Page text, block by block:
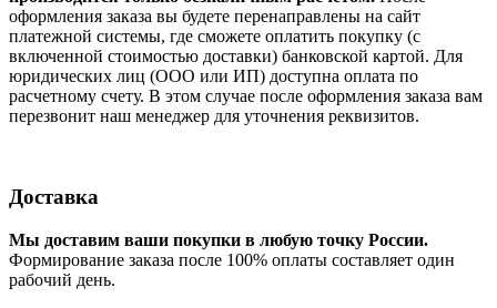
оформления заказа вы будете перенаправлены на сайт
платежной системы, где сможете оплатить покупку (с
включенной стоимостью доставки) банковской картой. Для
юридических лиц (ООО или ИП) доступна оплата по
расчетному счету. В этом случае после оформления заказа вам
перезвонит наш менеджер для уточнения реквизитов.
Доставка
Мы доставим ваши покупки в любую точку России.
Формирование заказа после 100% оплаты составляет один
рабочий день.